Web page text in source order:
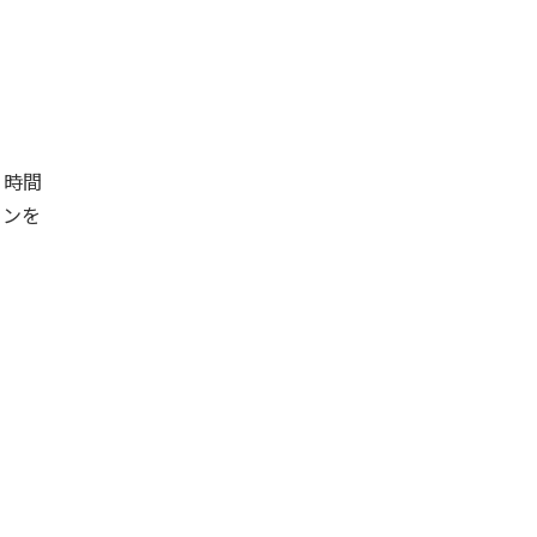
間
を